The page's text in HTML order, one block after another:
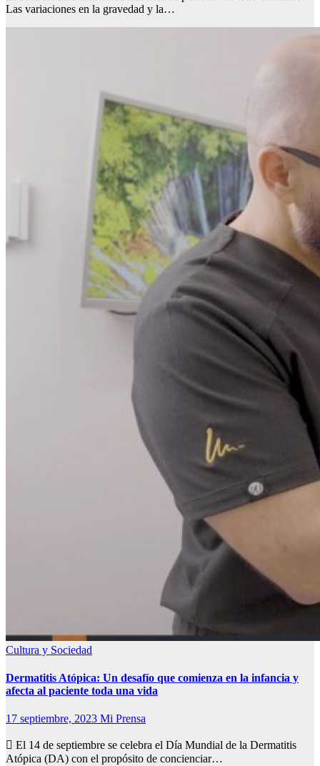
Las variaciones en la gravedad y la…
Cultura y Sociedad
Dermatitis Atópica: Un desafío que comienza en la infancia y
afecta al paciente toda una vida
17 septiembre, 2023 Mi Prensa
 El 14 de septiembre se celebra el Día Mundial de la Dermatitis
Atópica (DA) con el propósito de concienciar…